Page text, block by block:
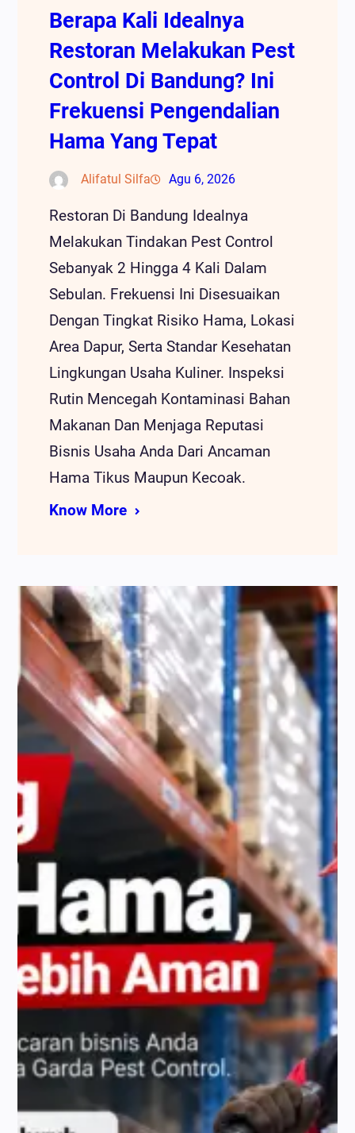
Berapa Kali Idealnya
Restoran Melakukan Pest
Control Di Bandung? Ini
Frekuensi Pengendalian
Hama Yang Tepat
Alifatul Silfa Agu 6, 2026
Restoran Di Bandung Idealnya
Melakukan Tindakan Pest Control
Sebanyak 2 Hingga 4 Kali Dalam
Sebulan. Frekuensi Ini Disesuaikan
Dengan Tingkat Risiko Hama, Lokasi
Area Dapur, Serta Standar Kesehatan
Lingkungan Usaha Kuliner. Inspeksi
Rutin Mencegah Kontaminasi Bahan
Makanan Dan Menjaga Reputasi
Bisnis Usaha Anda Dari Ancaman
Hama Tikus Maupun Kecoak.
Know More